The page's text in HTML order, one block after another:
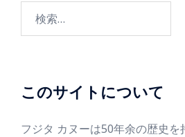
このサイトについて
フジタ カヌーは50年余の歴史を